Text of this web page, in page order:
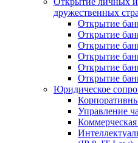
дружественных
Открытие
Открытие
Открытие
Открытие
Открытие
Открытие
Юридическое
Управление